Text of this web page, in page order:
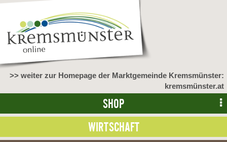
>> weiter zur Homepage der Marktgemeinde Kremsmünster:
kremsmünster.at
SHOP
WIRTSCHAFT